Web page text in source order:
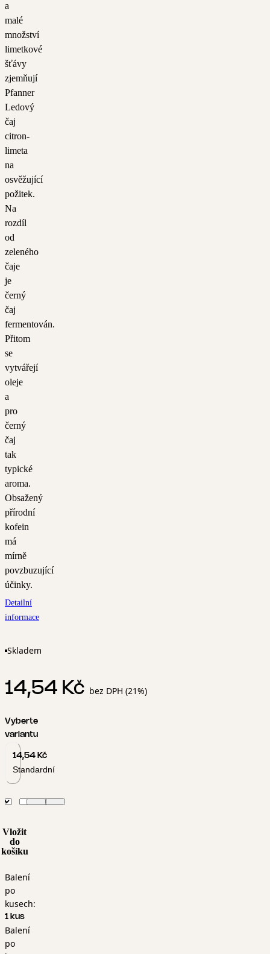
a
malé
množství
limetkové
šťávy
zjemňují
Pfanner
Ledový
čaj
citron-
limeta
na
osvěžující
požitek.
Na
rozdíl
od
zeleného
čaje
je
černý
čaj
fermentován.
Přitom
se
vytvářejí
oleje
a
pro
černý
čaj
tak
typické
aroma.
Obsažený
přírodní
kofein
má
mírně
povzbuzující
účinky.
Detailní
informace
Skladem
14,54 Kč bez DPH (21%)
Vyberte
variantu
14,54 Kč
Standardní
Vložit
do
košíku
Balení
po
kusech:
1 kus
Balení
po